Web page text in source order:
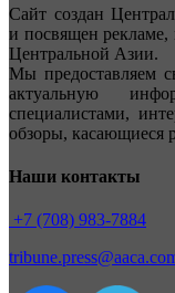
Сайт создан
и посвящен рекламе,
Центральной Азии.
Мы предоставляем
актуальную
специалистами,
обзоры, касающиеся
Наши контакты
+7 (708) 983-7884